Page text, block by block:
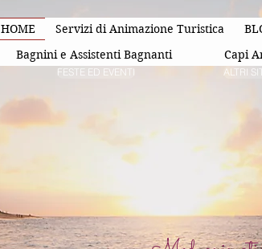
HOME Servizi di Animazione Turistica
Bagnini e Assistenti Bagnanti
Capi
FESTE ED EVENTI ALTRI